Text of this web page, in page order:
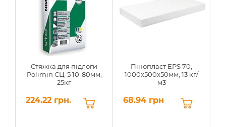
Стяжка для підлоги
Polimin СЦ-5 10-80мм,
25кг
224.22 грн.
Пінопласт EPS 70,
1000х500х50мм, 13 кг/
м3
68.94 грн